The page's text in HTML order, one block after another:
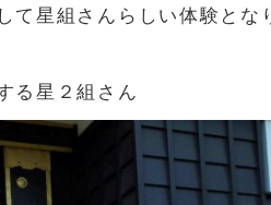
て星組さんらしい体験とな
る星２組さん